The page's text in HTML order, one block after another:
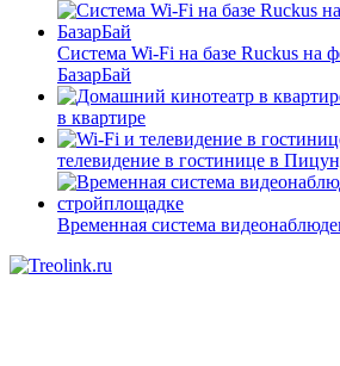
Система Wi-Fi на базе Ruckus на
БазарБай
в квартире
телевидение в гостинице в
Временная система